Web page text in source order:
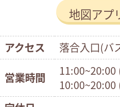
地図アプ
アクセス 落合入口(バ
営業時間
11:00~20:00
10:00~20:00